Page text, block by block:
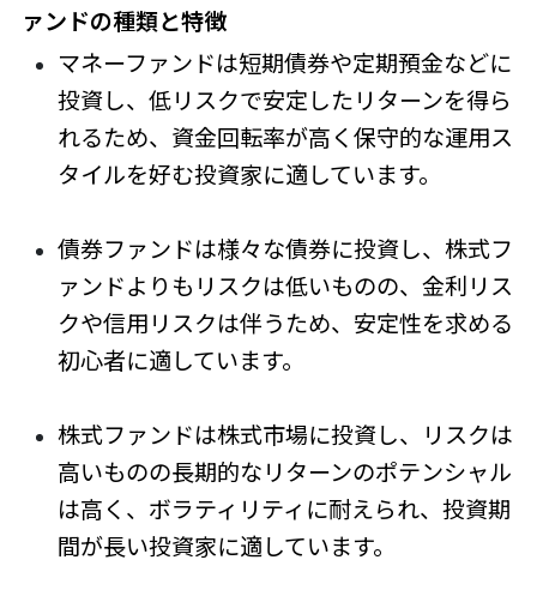
ァンドの種類と特徴
マネーファンドは短期債券や定期預金などに
投資し、低リスクで安定したリターンを得ら
れるため、資金回転率が高く保守的な運用ス
タイルを好む投資家に適しています。
債券ファンドは様々な債券に投資し、株式フ
ァンドよりもリスクは低いものの、金利リス
クや信用リスクは伴うため、安定性を求める
初心者に適しています。
株式ファンドは株式市場に投資し、リスクは
高いものの長期的なリターンのポテンシャル
は高く、ボラティリティに耐えられ、投資期
間が長い投資家に適しています。